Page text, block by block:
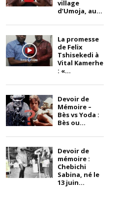
village
d’Umoja, au...
La promesse
de Felix
Tshisekedi à
Vital Kamerhe
: «...
Devoir de
Mémoire –
Bès vs Yoda :
Bès ou...
Devoir de
mémoire :
Chebichi
Sabina, né le
13 juin...